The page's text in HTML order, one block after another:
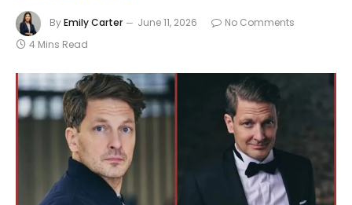
ByEmily Carter June 11, 2026
No Comments
4 Mins Read